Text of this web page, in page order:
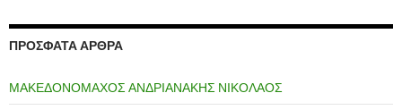
ΠΡΌΣΦΑΤΑ ΆΡΘΡΑ
ΜΑΚΕΔΟΝΟΜΑΧΟΣ ΑΝΔΡΙΑΝΑΚΗΣ ΝΙΚΟΛΑΟΣ